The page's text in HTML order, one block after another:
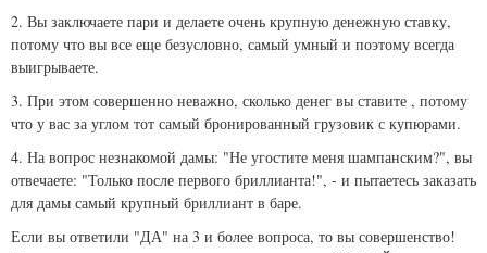
2. Вы заключаете пари и делаете очень крупную денежную ставку,
потому что вы все еще безусловно, самый умный и поэтому всегда
выигрываете.
3. При этом совершенно неважно, сколько денег вы ставите , потому
что у вас за углом тот самый бронированный грузовик с купюрами.
4. На вопрос незнакомой дамы: "Не угостите меня шампанским?", вы
отвечаете: "Только после первого бриллианта!", - и пытаетесь заказать
для дамы самый крупный бриллиант в баре.
Если вы ответили "ДА" на 3 и более вопроса, то вы совершенство!